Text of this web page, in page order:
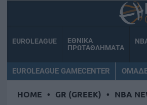
EUROLEAGUE
ΕΘΝΙΚΑ
ΠΡΩΤΑΘΛΗΜΑΤΑ
EUROLEAGUE GAMECENTER
HOME • GR (GREEK) • NBA